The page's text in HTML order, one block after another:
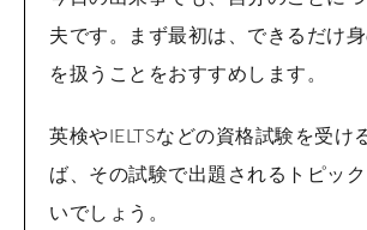
夫です。まず最初は、できるだけ
を扱うことをおすすめします。
英検やIELTSなどの資格試験を受け
ば、その試験で出題されるトピッ
いでしょう。